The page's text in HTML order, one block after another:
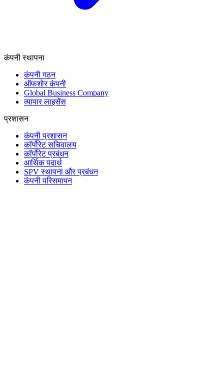
कंपनी स्थापना
कंपनी गठन
ऑफशोर कंपनी
Global Business Company
व्यापार लाइसेंस
प्रशासन
कंपनी प्रशासन
कॉर्पोरेट सचिवालय
कॉर्पोरेट प्रबंधन
आर्थिक पदार्थ
SPV स्थापना और प्रबंधन
कंपनी परिसमापन